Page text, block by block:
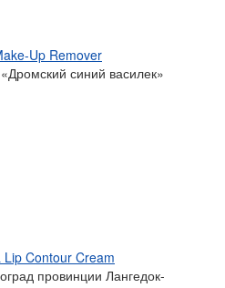
Up Remover
синий василек»
Contour Cream
провинции Лангедок-